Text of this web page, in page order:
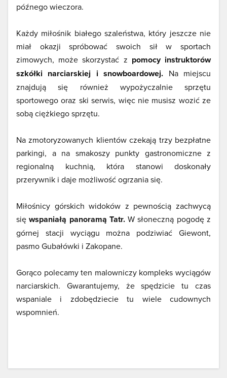
późnego wieczora.
Każdy miłośnik białego szaleństwa, który jeszcze nie
miał okazji spróbować swoich sił w sportach
zimowych, może skorzystać z pomocy instruktorów
szkółki narciarskiej i snowboardowej. Na miejscu
znajdują się również wypożyczalnie sprzętu
sportowego oraz ski serwis, więc nie musisz wozić ze
sobą ciężkiego sprzętu.
Na zmotoryzowanych klientów czekają trzy bezpłatne
parkingi, a na smakoszy punkty gastronomiczne z
regionalną kuchnią, która stanowi doskonały
przerywnik i daje możliwość ogrzania się.
Miłośnicy górskich widoków z pewnością zachwycą
sięwspaniałą panoramą Tatr.W słoneczną pogodę z
górnej stacji wyciągu można podziwiać Giewont,
pasmo Gubałówki i Zakopane.
Gorąco polecamy ten malowniczy kompleks wyciągów
narciarskich. Gwarantujemy, że spędzicie tu czas
wspaniale i zdobędziecie tu wiele cudownych
wspomnień.